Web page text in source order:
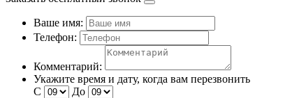
Ваше имя:
Телефон:
Комментарий:
Укажите время и дату, когда вам перезвонить
С
До